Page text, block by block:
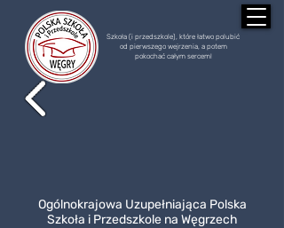
Szkoła (i przedszkole), które łatwo polubić
od pierwszego wejrzenia, a potem
pokochać całym sercem!
Ogólnokrajowa Uzupełniająca Polska
Szkoła i Przedszkole na Węgrzech